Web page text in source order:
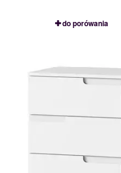
do porówania